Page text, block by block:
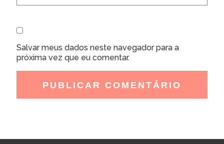
Salvar meus dados neste navegador para a
próxima vez que eu comentar.